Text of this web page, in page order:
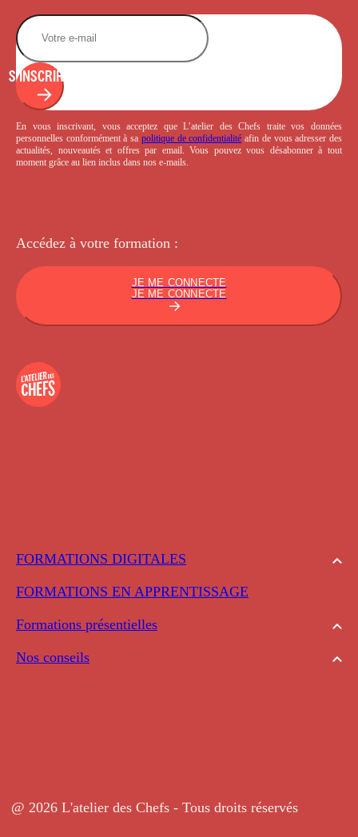
FORMATIONS DIGITALES
FORMATIONS EN APPRENTISSAGE
Formations présentielles
Nos conseils
S'INSCRIRE
En vous inscrivant, vous acceptez que L’atelier des Chefs traite vos données
personnelles conformément à sa politique de confidentialité afin de vous adresser des
actualités, nouveautés et offres par email. Vous pouvez vous désabonner à tout
moment grâce au lien inclus dans nos e-mails.
Accédez à votre formation :
JE ME CONNECTE
JE ME CONNECTE
@ 2026 L'atelier des Chefs - Tous droits réservés